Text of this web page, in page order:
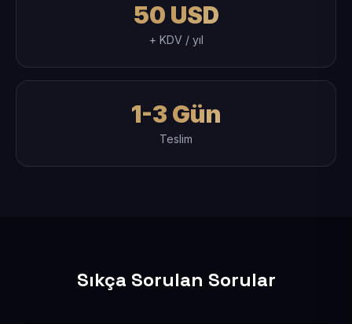
50 USD
+ KDV / yıl
1-3 Gün
Teslim
Sıkça Sorulan Sorular